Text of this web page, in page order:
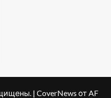
| CoverNews от AF